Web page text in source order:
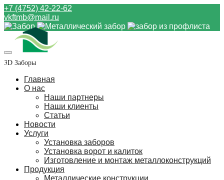
+7 (4752) 42-22-62
vkftmb@mail.ru
3D Заборы
Главная
О нас
Наши партнеры
Наши клиенты
Статьи
Новости
Услуги
Установка заборов
Установка ворот и калиток
Изготовление и монтаж металлоконструкций
Продукция
Металлические конструкции